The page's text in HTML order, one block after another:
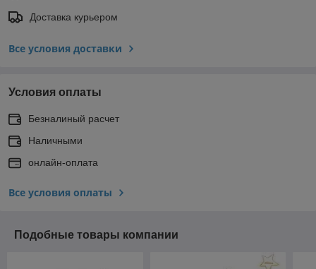
Доставка курьером
Все условия доставки
Условия оплаты
Безналиный расчет
Наличными
онлайн-оплата
Все условия оплаты
Подобные товары компании